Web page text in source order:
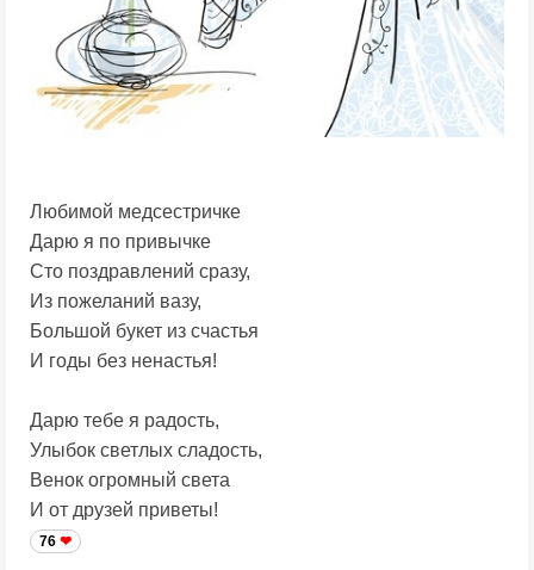
Любимой медсестричке
Дарю я по привычке
Сто поздравлений сразу,
Из пожеланий вазу,
Большой букет из счастья
И годы без ненастья!
Дарю тебе я радость,
Улыбок светлых сладость,
Венок огромный света
И от друзей приветы!
76